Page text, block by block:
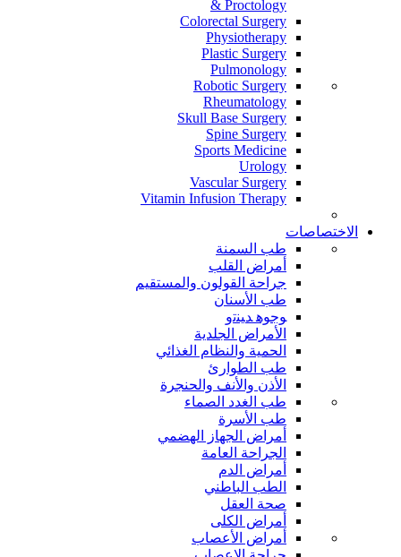
Proctology &
Colorectal Surgery
Physiotherapy
Plastic Surgery
Pulmonology
Robotic Surgery
Rheumatology
Skull Base Surgery
Spine Surgery
Sports Medicine
Urology
Vascular Surgery
Vitamin Infusion Therapy
الاختصاصات
طب السمنة
أمراض القلب
جراحة القولون والمستقيم
طب الأسنان
ﻮﺟﻮﻫ ﺪﻴﻨﺗﻭ
الأمراض الجلدية
الحمية والنظام الغذائي
طب الطوارئ
الأذن والأنف والحنجرة
طب الغدد الصماء
طب الأسرة
أمراض الجهاز الهضمي
الجراحة العامة
أمراض الدم
الطب الباطني
صحة العقل
أمراض الكلى
أمراض الأعصاب